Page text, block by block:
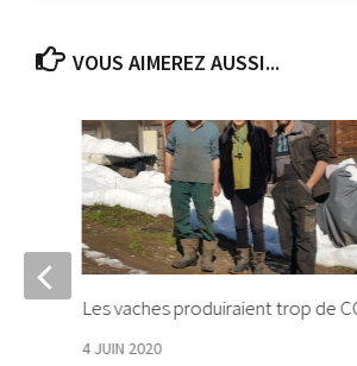
VOUS AIMEREZ AUSSI...
Les vaches produiraient trop de
4 JUIN 2020